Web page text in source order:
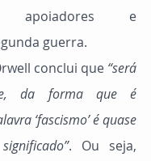
apoiadores e
guerra.
conclui que
“será
da forma que é
‘fascismo’ é quase
. Ou seja,